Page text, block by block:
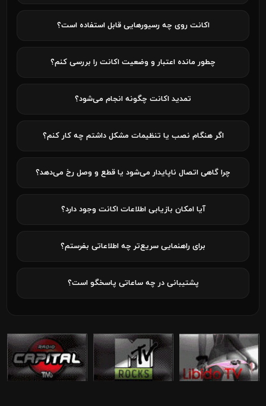
اکانت روی چه رسیورهایی قابل استفاده است؟
چطور مانده اعتبار و وضعیت اکانت را بررسی کنم؟
تمدید اکانت چگونه انجام می‌شود؟
اگر هنگام نصب یا تنظیمات مشکل داشتم چه کار کنم؟
چرا گاهی اتصال ناپایدار می‌شود یا قطع و وصل رخ می‌دهد؟
آیا امکان بازیابی اطلاعات اکانت وجود دارد؟
برای راهنمایی سریع‌تر چه اطلاعاتی بفرستم؟
پشتیبانی در چه ساعاتی پاسخگو است؟